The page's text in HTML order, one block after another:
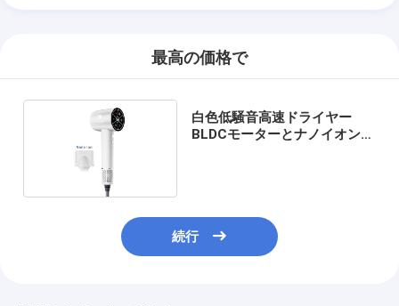
最高の価格で
白色低騒音高速ドライヤー
BLDCモーターとナノイオン機
続行